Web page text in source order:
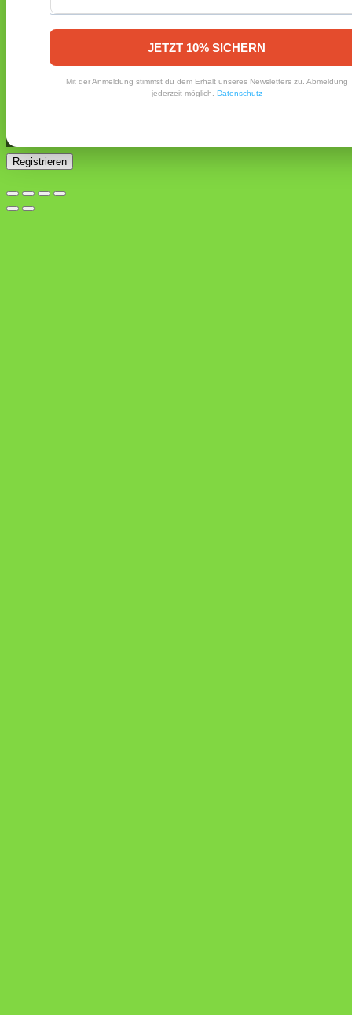
JETZT 10% SICHERN
Mit der Anmeldung stimmst du dem Erhalt unseres Newsletters zu. Abmeldung
jederzeit möglich. Datenschutz
Registrieren
Erforderlich
E-Mail-Adresse gesendet.
Registrieren